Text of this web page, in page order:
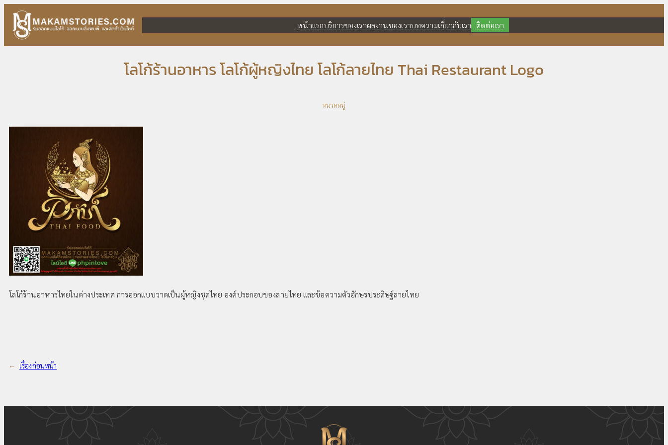
content
หน้าแรกบริการของเราผลงานของเราบทความเกี่ยวกับเรา ติดต่อเรา
โลโก้ร้านอาหาร โลโก้ผู้หญิงไทย โลโก้ลายไทย Thai Restaurant Logo
หมวดหมู่
โลโก้ร้านอาหารไทยในต่างประเทศ การออกแบบวาดเป็นผู้หญิงชุดไทย องค์ประกอบของลายไทย และข้อความตัวอักษรประดิษฐ์ลายไทย
← เรื่องก่อนหน้า